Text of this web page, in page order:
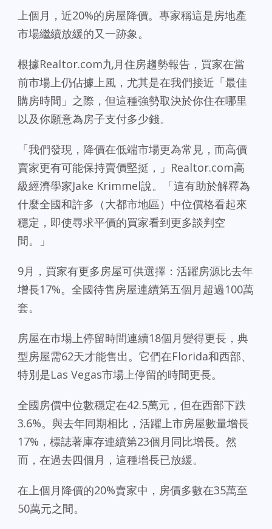
上個月，近20%的房屋降價。專家稱這是房地產
市場繼續放緩的又一跡象。
根據Realtor.com九月住房趨勢報告，買家在當
前市場上仍佔據上風，尤其是在我們接近「最佳
購房時間」之際，但這種強勢取決於你住在哪里
以及你願意為房子支付多少錢。
「我們發現，降價在低端市場更為常見，而高價
賣家更有可能保持賣價堅挺，」Realtor.com高
級經濟學家Jake Krimmel說。「這有助於解釋為
什麼全國和許多（大都市地區）中位價格看起來
穩定，即使尋求平價的買家看到更多談判空
間。」
9月，買家有更多房屋可供選擇：活躍房源比去年
增長17%。全國待售房屋連續第五個月超過100萬
套。
房屋在市場上停留時間連續18個月變得更長，典
型房屋需62天才能售出。它們在Florida和西部、
特別是Las Vegas市場上停留的時間更長。
全國房價中位數穩定在42.5萬元，但在西部下跌
3.6%。與去年同期相比，活躍上市房屋數量增長
17%，標誌著庫存連續第23個月同比增長。然
而，在過去四個月，這種增長已放緩。
在上個月降價的20%賣家中，房價多數在35萬至
50萬元之間。